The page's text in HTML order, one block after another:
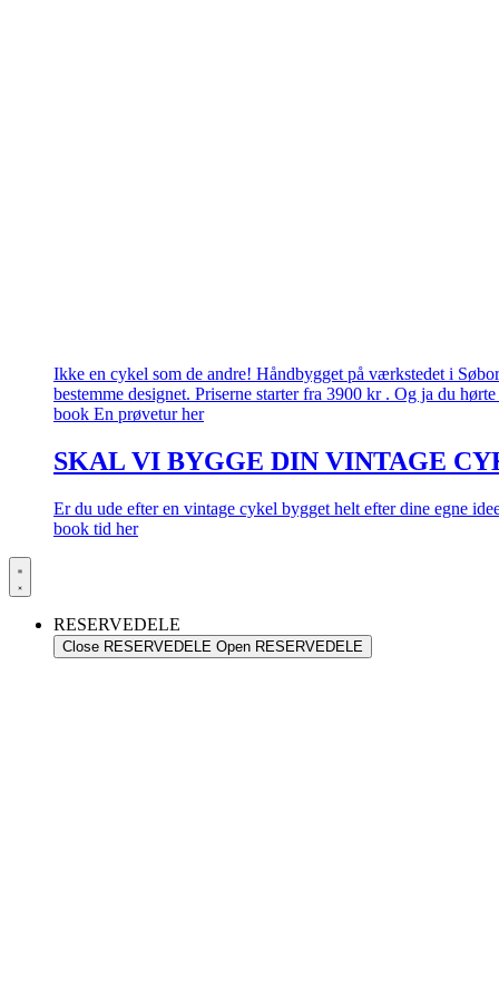
Ikke en cykel som de andre! Håndbygget på værkstedet i
bestemme designet. Priserne starter fra 3900 kr . Og ja du
book En prøvetur her
SKAL VI BYGGE DIN VINTAGE
Er du ude efter en vintage cykel bygget helt efter dine egne
book tid her
RESERVEDELE
Close RESERVEDELE Open RESERVEDELE